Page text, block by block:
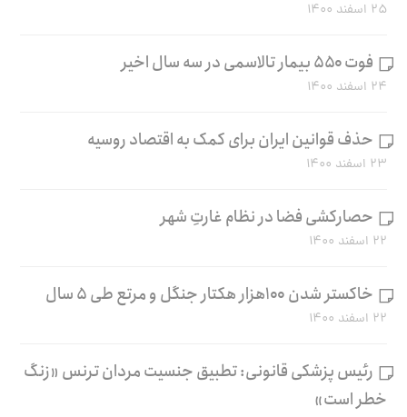
۲۵ اسفند ۱۴۰۰
فوت ۵۵۰ بیمار تالاسمی در سه سال اخیر
۲۴ اسفند ۱۴۰۰
حذف قوانین ایران برای کمک به اقتصاد روسیه
۲۳ اسفند ۱۴۰۰
حصارکشی فضا در نظام غارتِ شهر
۲۲ اسفند ۱۴۰۰
خاکستر شدن ۱۰۰هزار هکتار جنگل و مرتع طی ۵ سال
۲۲ اسفند ۱۴۰۰
رئیس پزشکی قانونی: تطبیق جنسیت مردان ترنس «زنگ
خطر است»